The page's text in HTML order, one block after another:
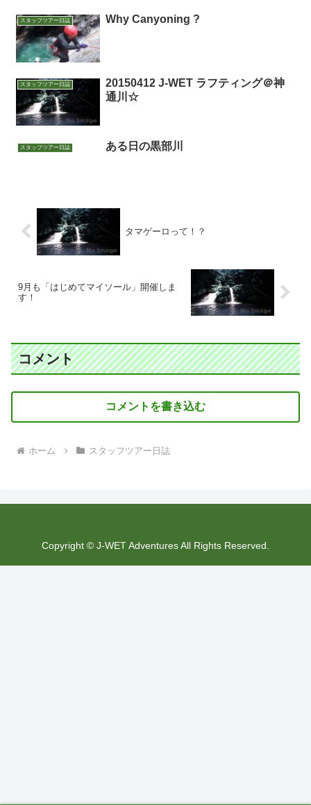
スタッフツアー日誌 Why Canyoning ?
スタッフツアー日誌
20150412 J-WET ラフティング＠神
通川☆
スタッフツアー日誌 ある日の黒部川
タマゲーロって！？
9月も「はじめてマイソール」開催しま
す！
コメント
コメントを書き込む
ホーム スタッフツアー日誌
Copyright © J-WET Adventures All Rights Reserved.